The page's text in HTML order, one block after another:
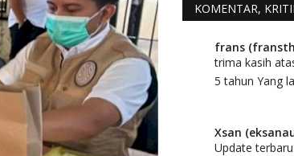
KOMENTAR,
frans
trima kasih
5 tahun Yang
Xsan
Update terbaru